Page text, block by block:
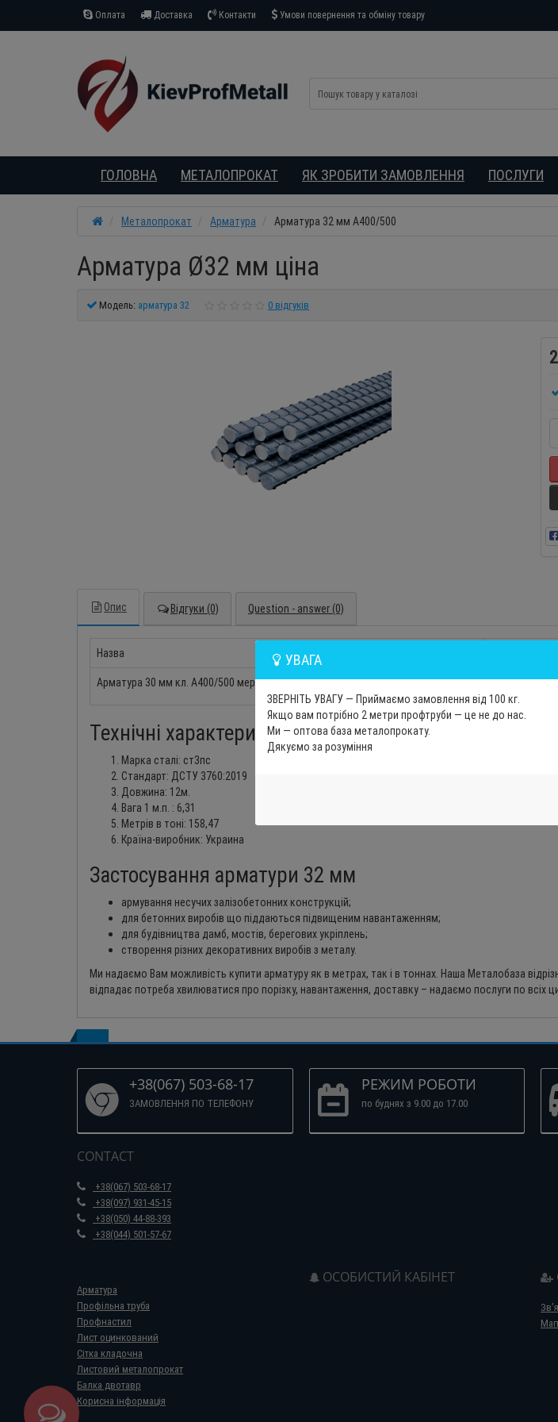
Оплата Доставка Контакти Умови повернення та обміну товару
ГОЛОВНА МЕТАЛОПРОКАТ ЯК ЗРОБИТИ ЗАМОВЛЕННЯ ПОСЛУГИ
Металопрокат Арматура Арматура 32 мм А400/500
Арматура Ø32 мм ціна
Модель: арматура 32 0 відгуків
Опис Відгуки (0) Question - answer (0)
Назва
Арматура 30 мм кл. А400/500 мера 12 м
Технічні характеристики
Марка сталі: ст3пс
Стандарт: ДСТУ 3760:2019
Довжина: 12м.
Вага 1 м.п. : 6,31
Метрів в тоні: 158,47
Країна-виробник: Украина
Застосування арматури 32 мм
армування несучих залізобетонних конструкцій;
для бетонних виробів що піддаються підвищеним навантаженням;
для будівництва дамб, мостів, берегових укріплень;
створення різних декоративних виробів з металу.
Ми надаємо Вам можливість купити арматуру як в метрах, так і в тоннах. Наша Металобаза
відпадає потреба хвилюватися про порізку, навантаження, доставку – надаємо послуги по всіх
+38(067) 503-68-17
ЗАМОВЛЕННЯ ПО ТЕЛЕФОНУ
РЕЖИМ РОБОТИ
по буднях з 9.00 до 17.00
CONTACT
+38(067) 503-68-17
+38(097) 931-45-15
+38(050) 44-88-393
+38(044) 501-57-67
Арматура
Профільна труба
Профнастил
Лист оцинкований
Сітка кладочна
Листовий металопрокат
Балка двотавр
Корисна інформація
ОСОБИСТИЙ КАБІНЕТ
УВАГА
ЗВЕРНІТЬ УВАГУ — Приймаємо замовлення від 100 кг.
Якщо вам потрібно 2 метри профтруби — це не до нас.
Ми — оптова база металопрокату.
Дякуємо за розуміння